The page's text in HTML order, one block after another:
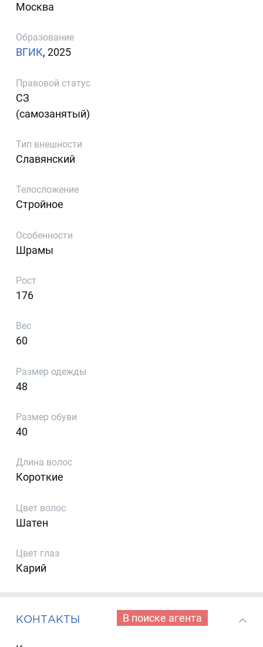
Москва
Образование
ВГИК, 2025
Правовой статус
СЗ
(самозанятый)
Тип внешности
Славянский
Телосложение
Стройное
Особенности
Шрамы
Рост
176
Вес
60
Размер одежды
48
Размер обуви
40
Длина волос
Короткие
Цвет волос
Шатен
Цвет глаз
Карий
КОНТАКТЫ В поиске агента